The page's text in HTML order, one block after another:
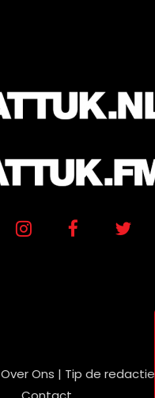
Over Ons | Tip de redactie